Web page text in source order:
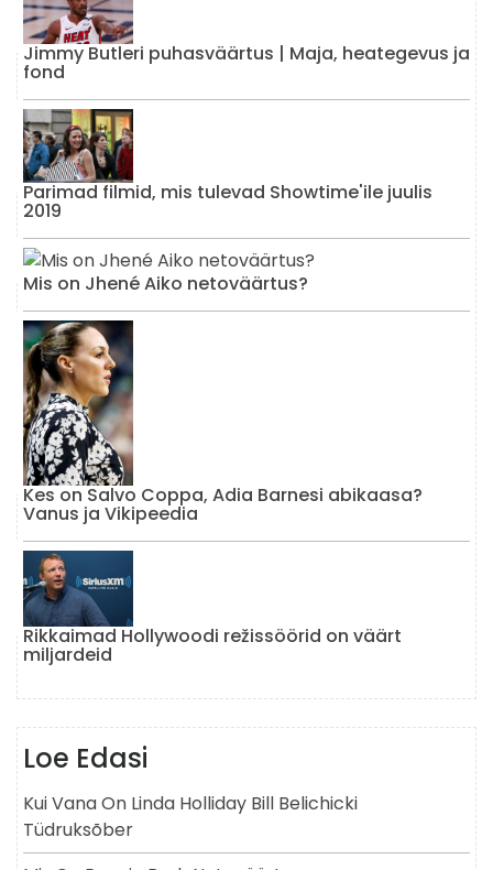
Jimmy Butleri puhasväärtus | Maja, heategevus ja
fond
Parimad filmid, mis tulevad Showtime'ile juulis
2019
Mis on Jhené Aiko netoväärtus?
Kes on Salvo Coppa, Adia Barnesi abikaasa?
Vanus ja Vikipeedia
Rikkaimad Hollywoodi režissöörid on väärt
miljardeid
Loe Edasi
Kui Vana On Linda Holliday Bill Belichicki
Tüdruksõber